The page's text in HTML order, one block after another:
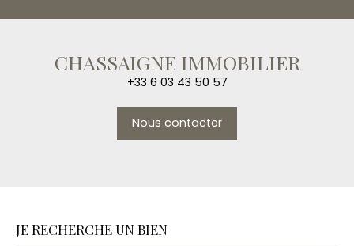
CHASSAIGNE IMMOBILIER
+33 6 03 43 50 57
Nous contacter
JE RECHERCHE UN BIEN